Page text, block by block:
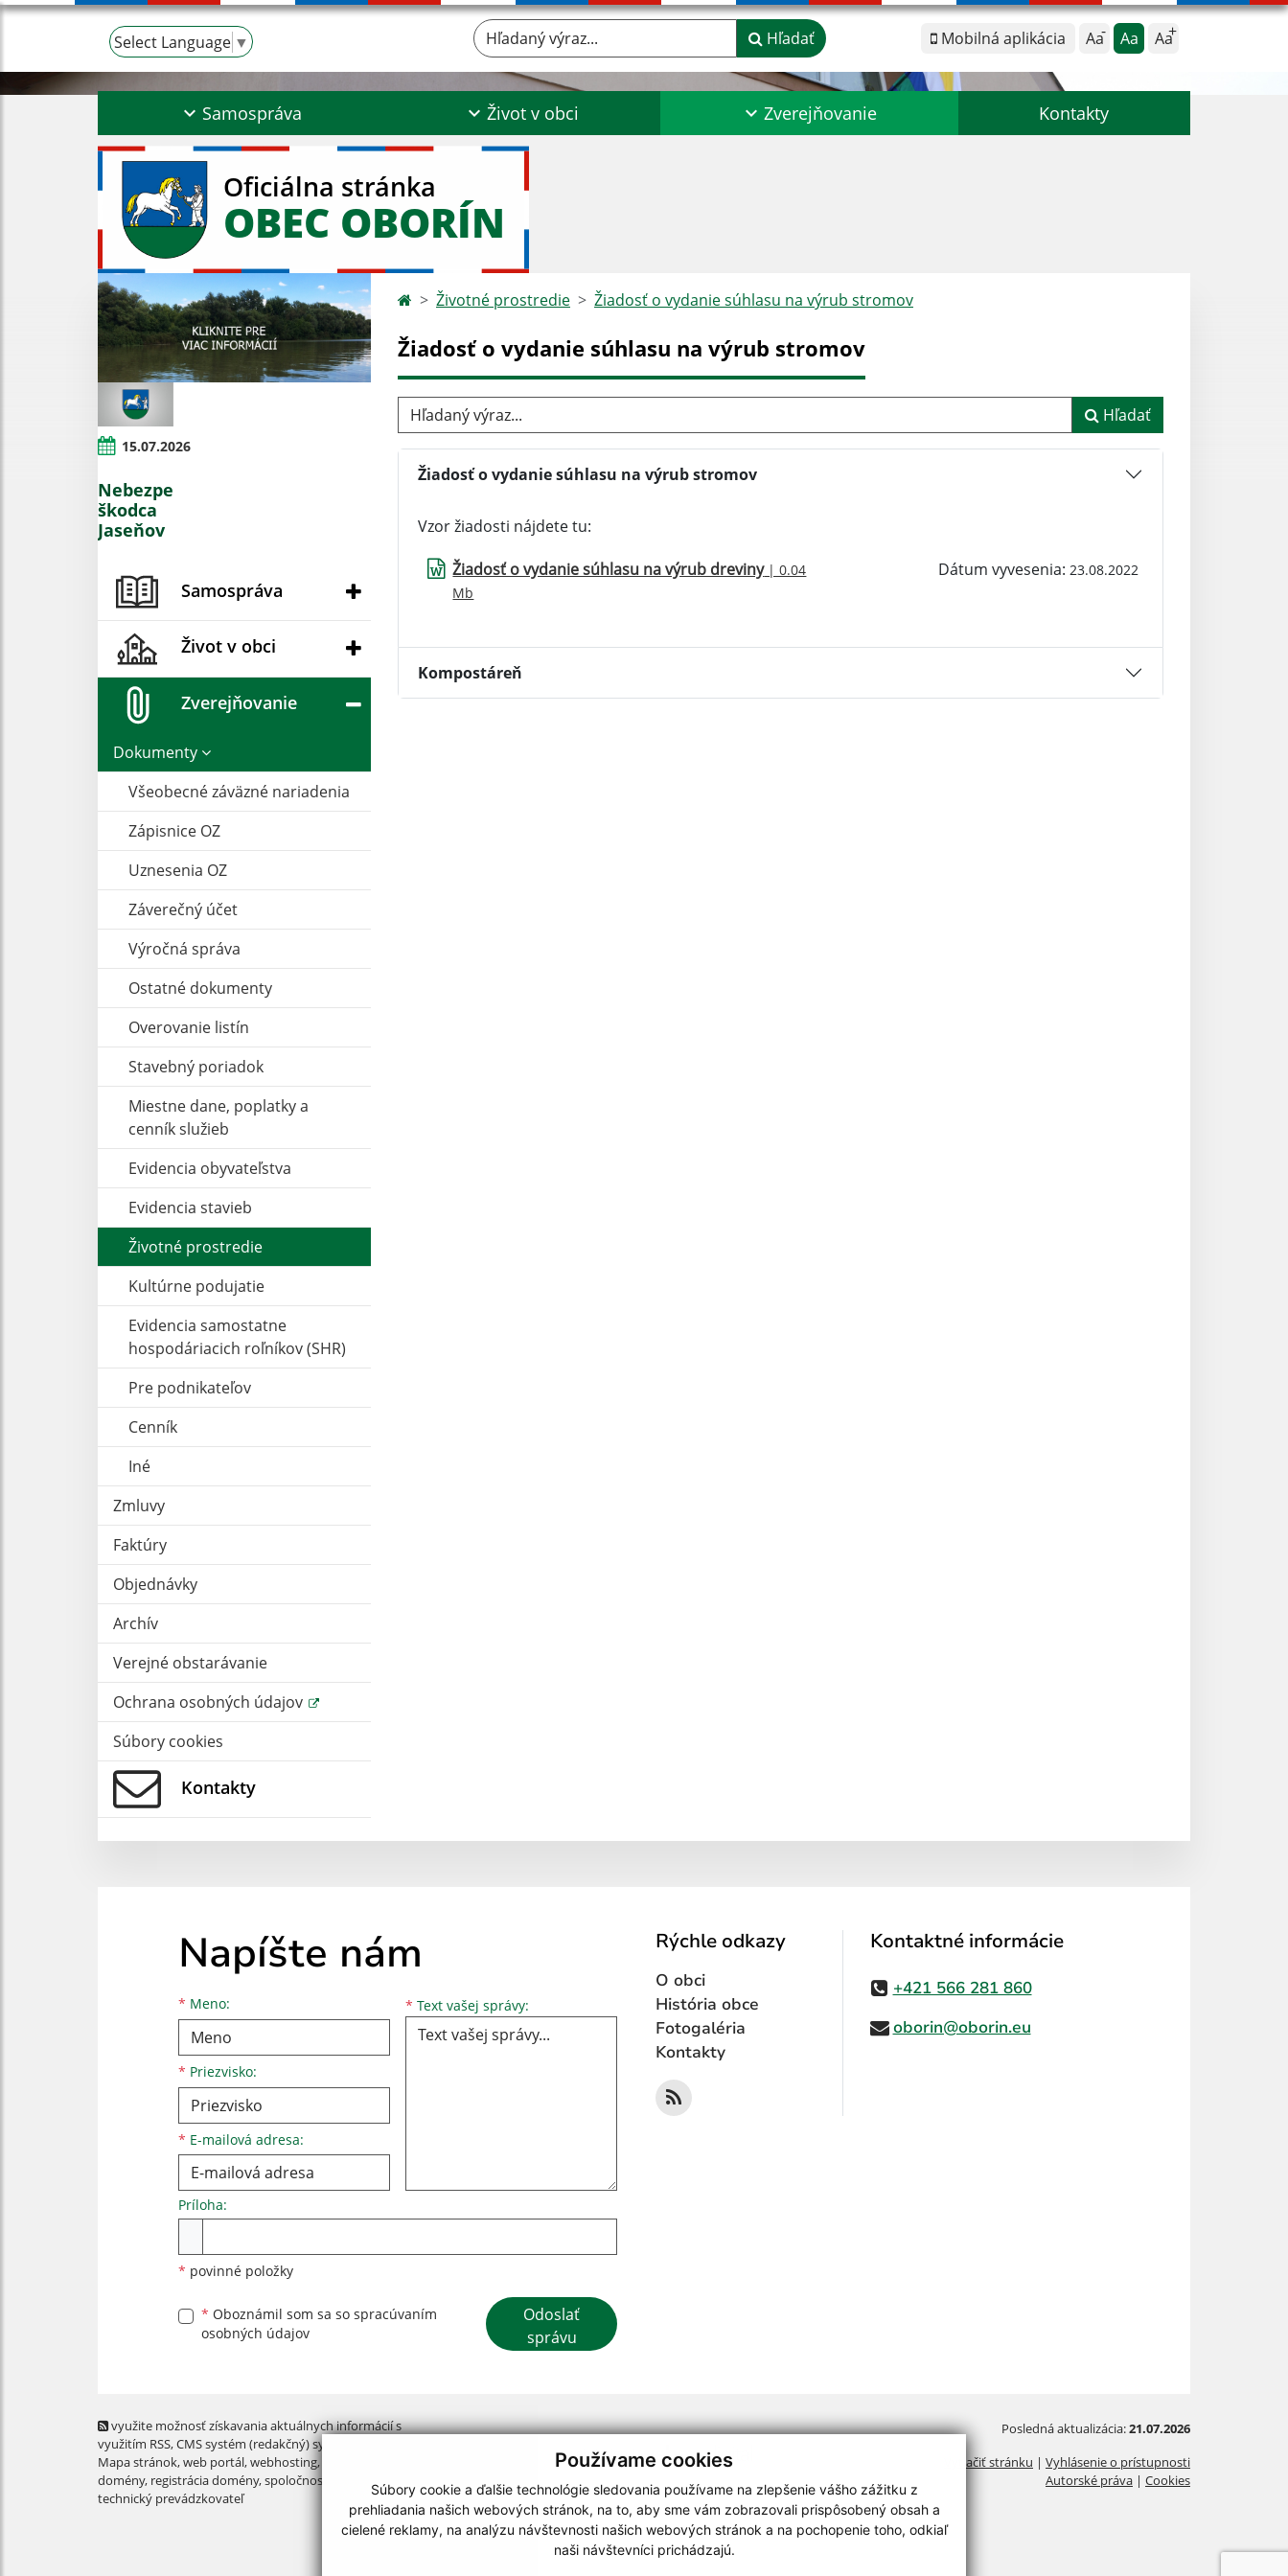
Používame cookies
Súbory cookie a ďalšie technológie sledovania používame na zlepšenie vášho zážitku z
prehliadania našich webových stránok, na to, aby sme vám zobrazovali prispôsobený obsah a
cielené reklamy, na analýzu návštevnosti našich webových stránok a na pochopenie toho, odkiaľ
naši návštevníci prichádzajú.
Select Language ▼ Mobilná aplikácia Aa Aa Aa
Hľadaný výraz... Hľadať
Samospráva Život v obci Zverejňovanie Kontakty
Oficiálna stránka
OBEC OBORÍN
15.07.2026
Nebezpečný
škodca
Jaseňov
Samospráva
Život v obci
Zverejňovanie
Dokumenty
Všeobecné záväzné nariadenia
Zápisnice OZ
Uznesenia OZ
Záverečný účet
Výročná správa
Ostatné dokumenty
Overovanie listín
Stavebný poriadok
Miestne dane, poplatky a
cenník služieb
Evidencia obyvateľstva
Evidencia stavieb
Životné prostredie
Kultúrne podujatie
Evidencia samostatne
hospodáriacich roľníkov (SHR)
Pre podnikateľov
Cenník
Iné
Zmluvy
Faktúry
Objednávky
Archív
Verejné obstarávanie
Ochrana osobných údajov
Súbory cookies
Kontakty
Životné prostredie Žiadosť o vydanie súhlasu na výrub stromov
Žiadosť o vydanie súhlasu na výrub stromov
Hľadaný výraz... Hľadať
Žiadosť o vydanie súhlasu na výrub stromov
Vzor žiadosti nájdete tu:
Žiadosť o vydanie súhlasu na výrub dreviny| 0.04
Mb
Dátum vyvesenia: 23.08.2022
Kompostáreň
Napíšte nám
* Meno:
Meno
* Priezvisko:
Priezvisko
* E-mailová adresa:
E-mailová adresa * Text vašej správy: Text vašej správy...
Príloha:
* povinné položky
* Oboznámil som sa so spracúvaním
osobných údajov
Google reCaptcha Response
Odoslať
správu
Rýchle odkazy
O obci
História obce
Fotogaléria
Kontakty
Kontaktné informácie
+421 566 281 860
oborin@oborin.eu
využite možnosť získavania aktuálnych informácií s
využitím RSS, CMS systém (redakčný) systém ECHELON 2,
Mapa stránok,web portál,webhosting,
domény, registrácia domény,spoločnosť webex.digital, s.r.o.
technický prevádzkovateľ
Posledná aktualizácia:21.07.2026
Vytlačiť stránku | Vyhlásenie o prístupnosti
Autorské práva | Cookies
webdesign|